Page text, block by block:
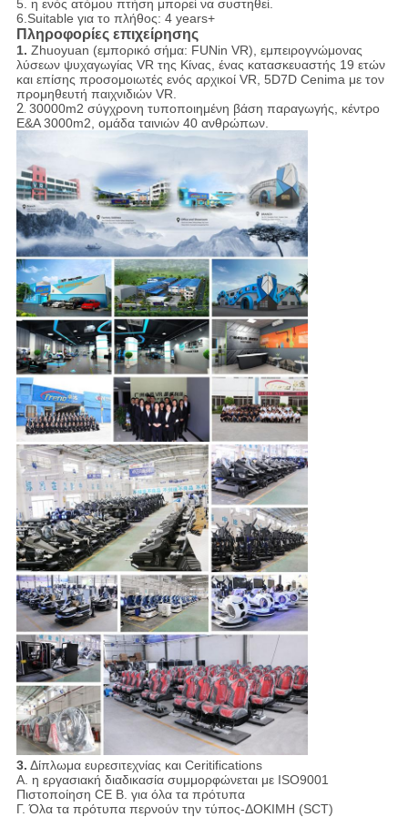
5. η ενός ατόμου πτήση μπορεί να συστηθεί.
6.Suitable για το πλήθος: 4 years+
Πληροφορίες επιχείρησης
1. Zhuoyuan (εμπορικό σήμα: FUNin VR), εμπειρογνώμονας
λύσεων ψυχαγωγίας VR της Κίνας, ένας κατασκευαστής 19 ετών
και επίσης προσομοιωτές ενός αρχικοί VR, 5D7D Cenima με τον
προμηθευτή παιχνιδιών VR.
2. 30000m2 σύγχρονη τυποποιημένη βάση παραγωγής, κέντρο
Ε&Α 3000m2, ομάδα ταινιών 40 ανθρώπων.
3. Δίπλωμα ευρεσιτεχνίας και Ceritifications
Α. η εργασιακή διαδικασία συμμορφώνεται με ISO9001
Πιστοποίηση CE Β. για όλα τα πρότυπα
Γ. Όλα τα πρότυπα περνούν την τύπος-ΔΟΚΙΜΗ (SCT)